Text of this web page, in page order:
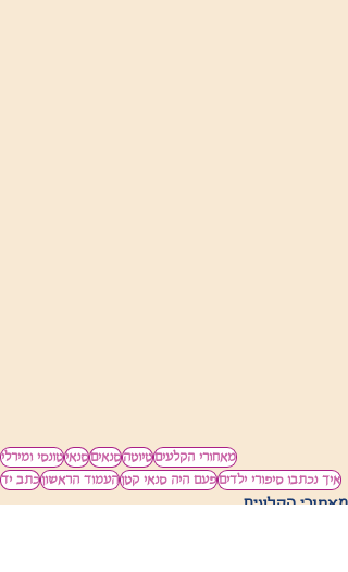
מאחורי הקלעיםטיוטהסנאיםסנאיטונסי ומירלי
איך נכתבו סיפורי ילדיםפעם היה סנאי קטןהעמוד הראשוןכתב יד
מאחורי הקלעים